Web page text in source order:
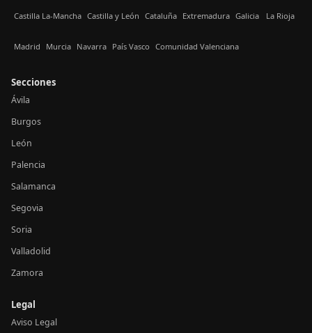
Castilla La-Mancha Castilla y León Cataluña Extremadura Galicia La Rioja
Madrid Murcia Navarra País Vasco Comunidad Valenciana
Secciones
Ávila
Burgos
León
Palencia
Salamanca
Segovia
Soria
Valladolid
Zamora
Legal
Aviso Legal